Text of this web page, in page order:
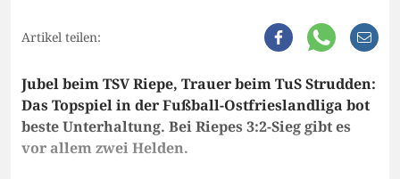
Artikel teilen:
Jubel beim TSV Riepe, Trauer beim TuS Strudden:
Das Topspiel in der Fußball-Ostfrieslandliga bot
beste Unterhaltung. Bei Riepes 3:2-Sieg gibt es
vor allem zwei Helden.